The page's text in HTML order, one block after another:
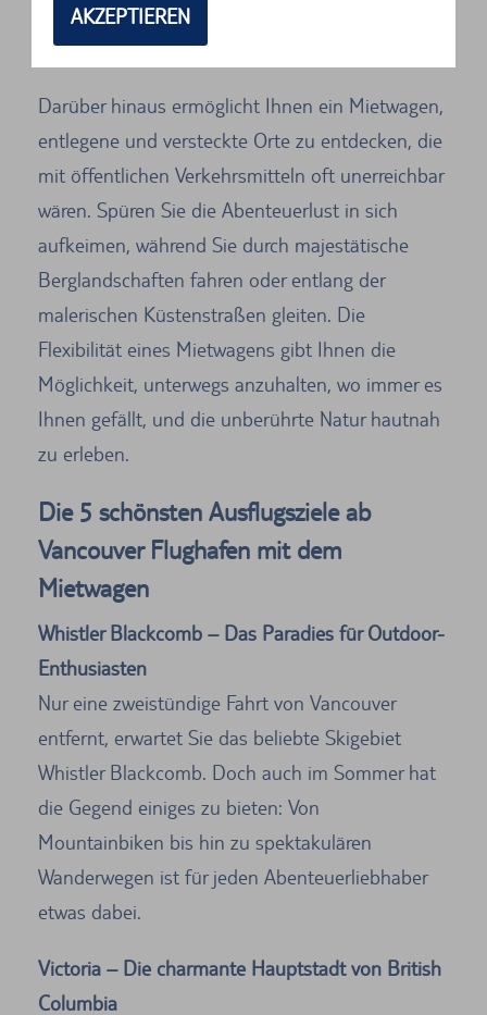
AKZEPTIEREN
Natur oder pulsierende Stadt – Sie sind der
Kapitän Ihrer Reise.
Darüber hinaus ermöglicht Ihnen ein Mietwagen,
entlegene und versteckte Orte zu entdecken, die
mit öffentlichen Verkehrsmitteln oft unerreichbar
wären. Spüren Sie die Abenteuerlust in sich
aufkeimen, während Sie durch majestätische
Berglandschaften fahren oder entlang der
malerischen Küstenstraßen gleiten. Die
Flexibilität eines Mietwagens gibt Ihnen die
Möglichkeit, unterwegs anzuhalten, wo immer es
Ihnen gefällt, und die unberührte Natur hautnah
zu erleben.
Die 5 schönsten Ausflugsziele ab
Vancouver Flughafen mit dem
Mietwagen
Whistler Blackcomb – Das Paradies für Outdoor-
Enthusiasten
Nur eine zweistündige Fahrt von Vancouver
entfernt, erwartet Sie das beliebte Skigebiet
Whistler Blackcomb. Doch auch im Sommer hat
die Gegend einiges zu bieten: Von
Mountainbiken bis hin zu spektakulären
Wanderwegen ist für jeden Abenteuerliebhaber
etwas dabei.
Victoria – Die charmante Hauptstadt von British
Columbia